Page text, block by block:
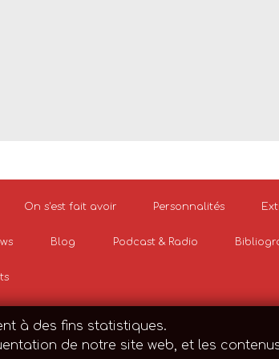
On s'est fait avoir Personnalités
Blog Podcast & Radio
à des fins statistiques.
de notre site web, et les